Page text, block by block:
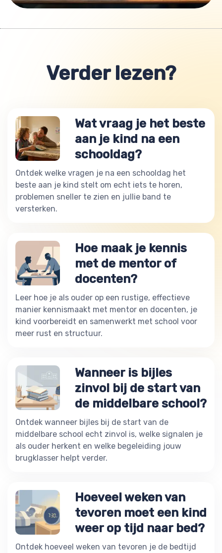
Verder lezen?
Wat vraag je het beste
aan je kind na een
schooldag?
Ontdek welke vragen je na een schooldag het
beste aan je kind stelt om echt iets te horen,
problemen sneller te zien en jullie band te
versterken.
Hoe maak je kennis
met de mentor of
docenten?
Leer hoe je als ouder op een rustige, effectieve
manier kennismaakt met mentor en docenten, je
kind voorbereidt en samenwerkt met school voor
meer rust en structuur.
Wanneer is bijles
zinvol bij de start van
de middelbare school?
Ontdek wanneer bijles bij de start van de
middelbare school echt zinvol is, welke signalen je
als ouder herkent en welke begeleiding jouw
brugklasser helpt verder.
Hoeveel weken van
tevoren moet een kind
weer op tijd naar bed?
Ontdek hoeveel weken van tevoren je de bedtijd